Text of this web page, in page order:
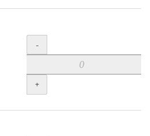
Menge
-
+